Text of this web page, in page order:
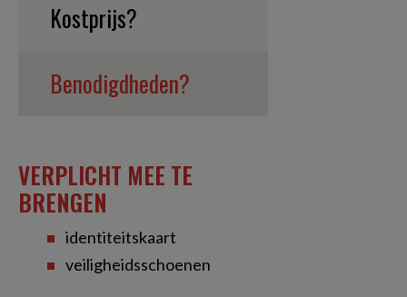
Kostprijs?
Benodigdheden?
VERPLICHT MEE TE
BRENGEN
identiteitskaart
veiligheidsschoenen